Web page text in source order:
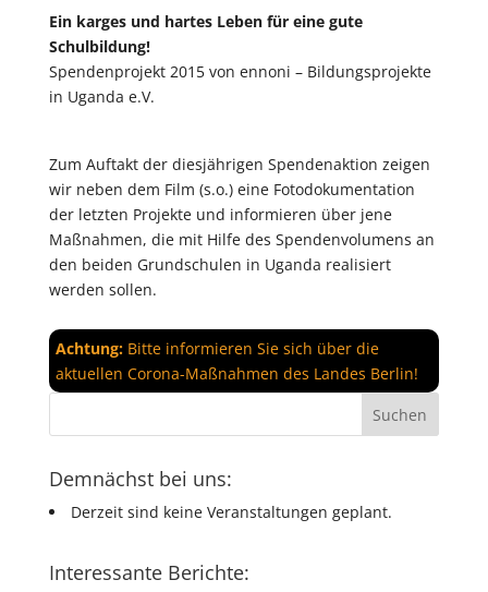
Ein karges und hartes Leben für eine gute
Schulbildung!
Spendenprojekt 2015 von ennoni – Bildungsprojekte
in Uganda e.V.
Zum Auftakt der diesjährigen Spendenaktion zeigen
wir neben dem Film (s.o.) eine Fotodokumentation
der letzten Projekte und informieren über jene
Maßnahmen, die mit Hilfe des Spendenvolumens an
den beiden Grundschulen in Uganda realisiert
werden sollen.
Achtung:Bitte informieren Sie sich über die
aktuellen Corona-Maßnahmen des Landes Berlin!
Demnächst bei uns:
Derzeit sind keine Veranstaltungen geplant.
Interessante Berichte: